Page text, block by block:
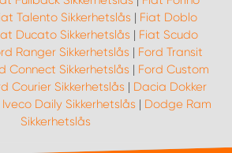
Talento Sikkerhetslås | Fiat Doblo
Ducato Sikkerhetslås | Fiat Scudo
Ranger Sikkerhetslås | Ford Transit
Connect Sikkerhetslås | Ford Custom
Courier Sikkerhetslås | Dacia Dokker
Iveco Daily Sikkerhetslås | Dodge Ram
Sikkerhetslås